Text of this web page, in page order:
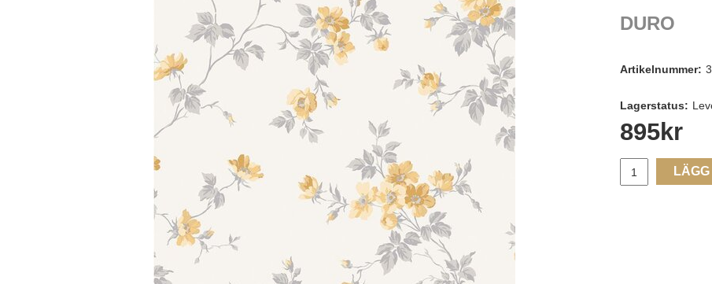
DURO
Artikelnummer:
Lagerstatus:
895kr